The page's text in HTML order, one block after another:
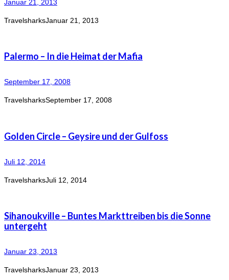
Januar 21, 2013
TravelsharksJanuar 21, 2013
Palermo – In die Heimat der Mafia
September 17, 2008
TravelsharksSeptember 17, 2008
Golden Circle – Geysire und der Gulfoss
Juli 12, 2014
TravelsharksJuli 12, 2014
Sihanoukville – Buntes Markttreiben bis die Sonne
untergeht
Januar 23, 2013
TravelsharksJanuar 23, 2013